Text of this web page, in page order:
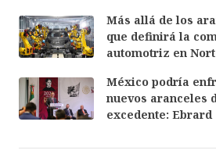
Más allá de los
que definirá la
automotriz en
México podría
nuevos aranceles
excedente: Ebrard